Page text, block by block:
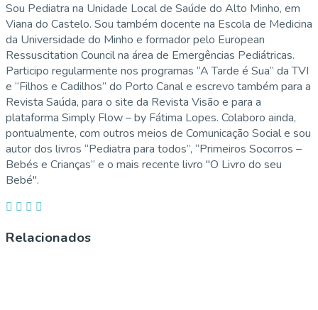
Sou Pediatra na Unidade Local de Saúde do Alto Minho, em
Viana do Castelo. Sou também docente na Escola de Medicina
da Universidade do Minho e formador pelo European
Ressuscitation Council na área de Emergências Pediátricas.
Participo regularmente nos programas “A Tarde é Sua” da TVI
e “Filhos e Cadilhos” do Porto Canal e escrevo também para a
Revista Saúda, para o site da Revista Visão e para a
plataforma Simply Flow – by Fátima Lopes. Colaboro ainda,
pontualmente, com outros meios de Comunicação Social e sou
autor dos livros “Pediatra para todos”, “Primeiros Socorros –
Bebés e Crianças” e o mais recente livro "O Livro do seu
Bebé".
Relacionados